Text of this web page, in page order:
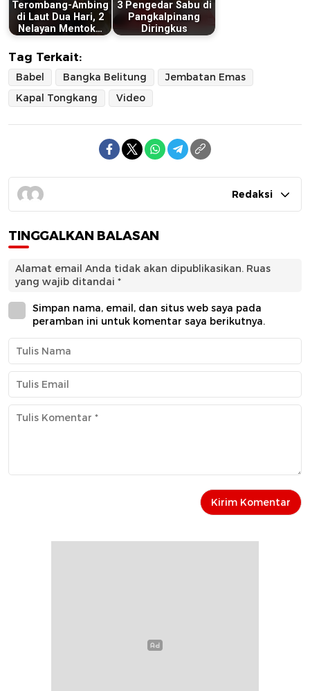
Terombang-Ambing
di Laut Dua Hari, 2
Nelayan Mentok…
3 Pengedar Sabu di
Pangkalpinang
Diringkus
Tag Terkait:
Babel Bangka Belitung
Jembatan Emas
Kapal Tongkang
Video
Redaksi
TINGGALKAN BALASAN
Alamat email Anda tidak akan dipublikasikan. Ruas
yang wajib ditandai *
Simpan nama, email, dan situs web saya pada
peramban ini untuk komentar saya berikutnya.